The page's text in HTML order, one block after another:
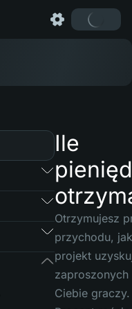
Ile
Otrzymujesz
przychodu,
projekt
Ciebie graczy.